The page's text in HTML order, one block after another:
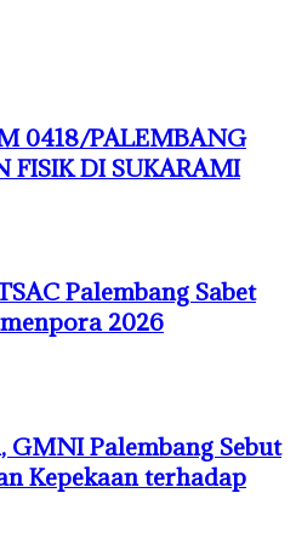
0418/PALEMBANG
FISIK DI SUKARAMI
Palembang Sabet
2026
GMNI Palembang Sebut
Kepekaan terhadap